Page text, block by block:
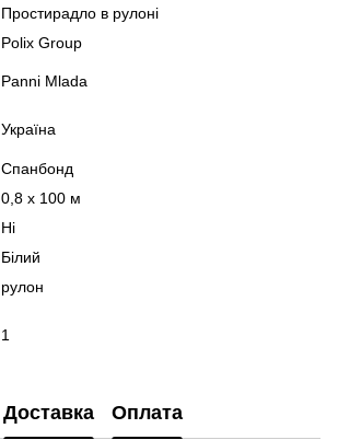
Простирадло в рулоні
Polix Group
Panni Mladа
Україна
Спанбонд
0,8 х 100 м
Ні
Білий
рулон
1
Доставка Оплата